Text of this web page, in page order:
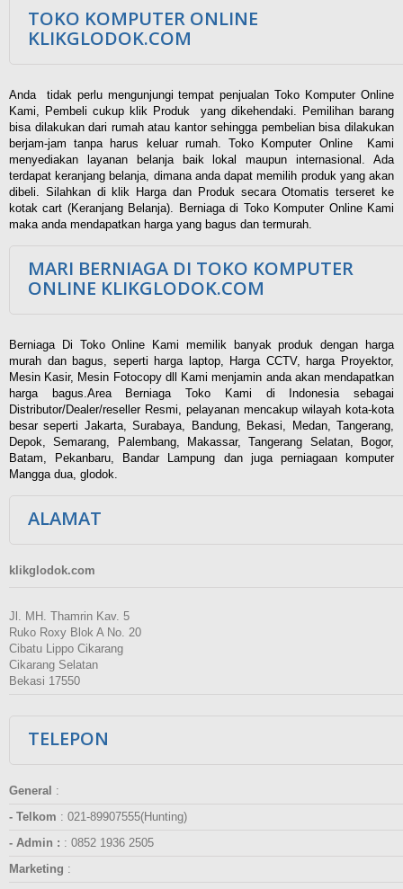
TOKO KOMPUTER ONLINE
KLIKGLODOK.COM
Anda tidak perlu mengunjungi tempat penjualan Toko Komputer Online
Kami, Pembeli cukup klik Produk yang dikehendaki. Pemilihan barang
bisa dilakukan dari rumah atau kantor sehingga pembelian bisa dilakukan
berjam-jam tanpa harus keluar rumah. Toko Komputer Online Kami
menyediakan layanan belanja baik lokal maupun internasional. Ada
terdapat keranjang belanja, dimana anda dapat memilih produk yang akan
dibeli. Silahkan di klik Harga dan Produk secara Otomatis terseret ke
kotak cart (Keranjang Belanja). Berniaga di Toko Komputer Online Kami
maka anda mendapatkan harga yang bagus dan termurah.
MARI BERNIAGA DI TOKO KOMPUTER
ONLINE KLIKGLODOK.COM
Berniaga Di Toko Online Kami memilik banyak produk dengan harga
murah dan bagus, seperti harga laptop, Harga CCTV, harga Proyektor,
Mesin Kasir, Mesin Fotocopy dll Kami menjamin anda akan mendapatkan
harga bagus.Area Berniaga Toko Kami di Indonesia sebagai
Distributor/Dealer/reseller Resmi, pelayanan mencakup wilayah kota-kota
besar seperti Jakarta, Surabaya, Bandung, Bekasi, Medan, Tangerang,
Depok, Semarang, Palembang, Makassar, Tangerang Selatan, Bogor,
Batam, Pekanbaru, Bandar Lampung dan juga perniagaan komputer
Mangga dua, glodok.
ALAMAT
klikglodok.com
Jl. MH. Thamrin Kav. 5
Ruko Roxy Blok A No. 20
Cibatu Lippo Cikarang
Cikarang Selatan
Bekasi 17550
TELEPON
General :
- Telkom : 021-89907555(Hunting)
- Admin : : 0852 1936 2505
Marketing :